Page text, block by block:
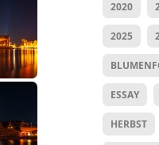
2020
2025
ESSAY
HERBST